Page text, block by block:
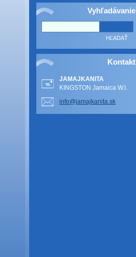
Vyhľadávanie
Kontakt
JAMAJKANITA
KINGSTON Jamaica W.I.
info@jamajkanita.sk